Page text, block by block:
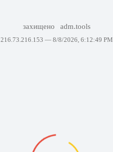
захищено adm.tools
216.73.216.153 — 8/8/2026, 6:12:49 PM